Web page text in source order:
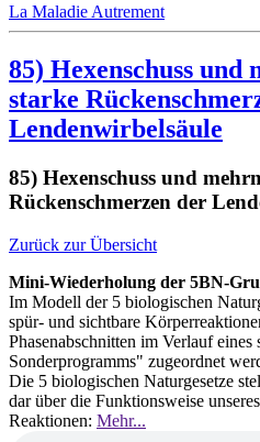
La Maladie Autrement
85) Hexenschuss und
starke
Lendenwirbelsäule
85) Hexenschuss und
Rückenschmerzen der
Zurück zur Übersicht
Mini-Wiederholung der 5BN-
Im Modell der 5 biologischen
spür- und sichtbare
Phasenabschnitten im Verlauf
Sonderprogramms" zugeordnet
Die 5 biologischen Naturgesetze
dar über die Funktionsweise
Reaktionen: Mehr...